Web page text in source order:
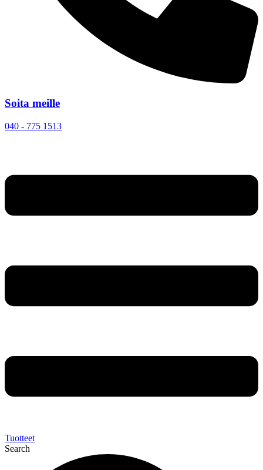
Soita meille
040 - 775 1513
Tuotteet
Search